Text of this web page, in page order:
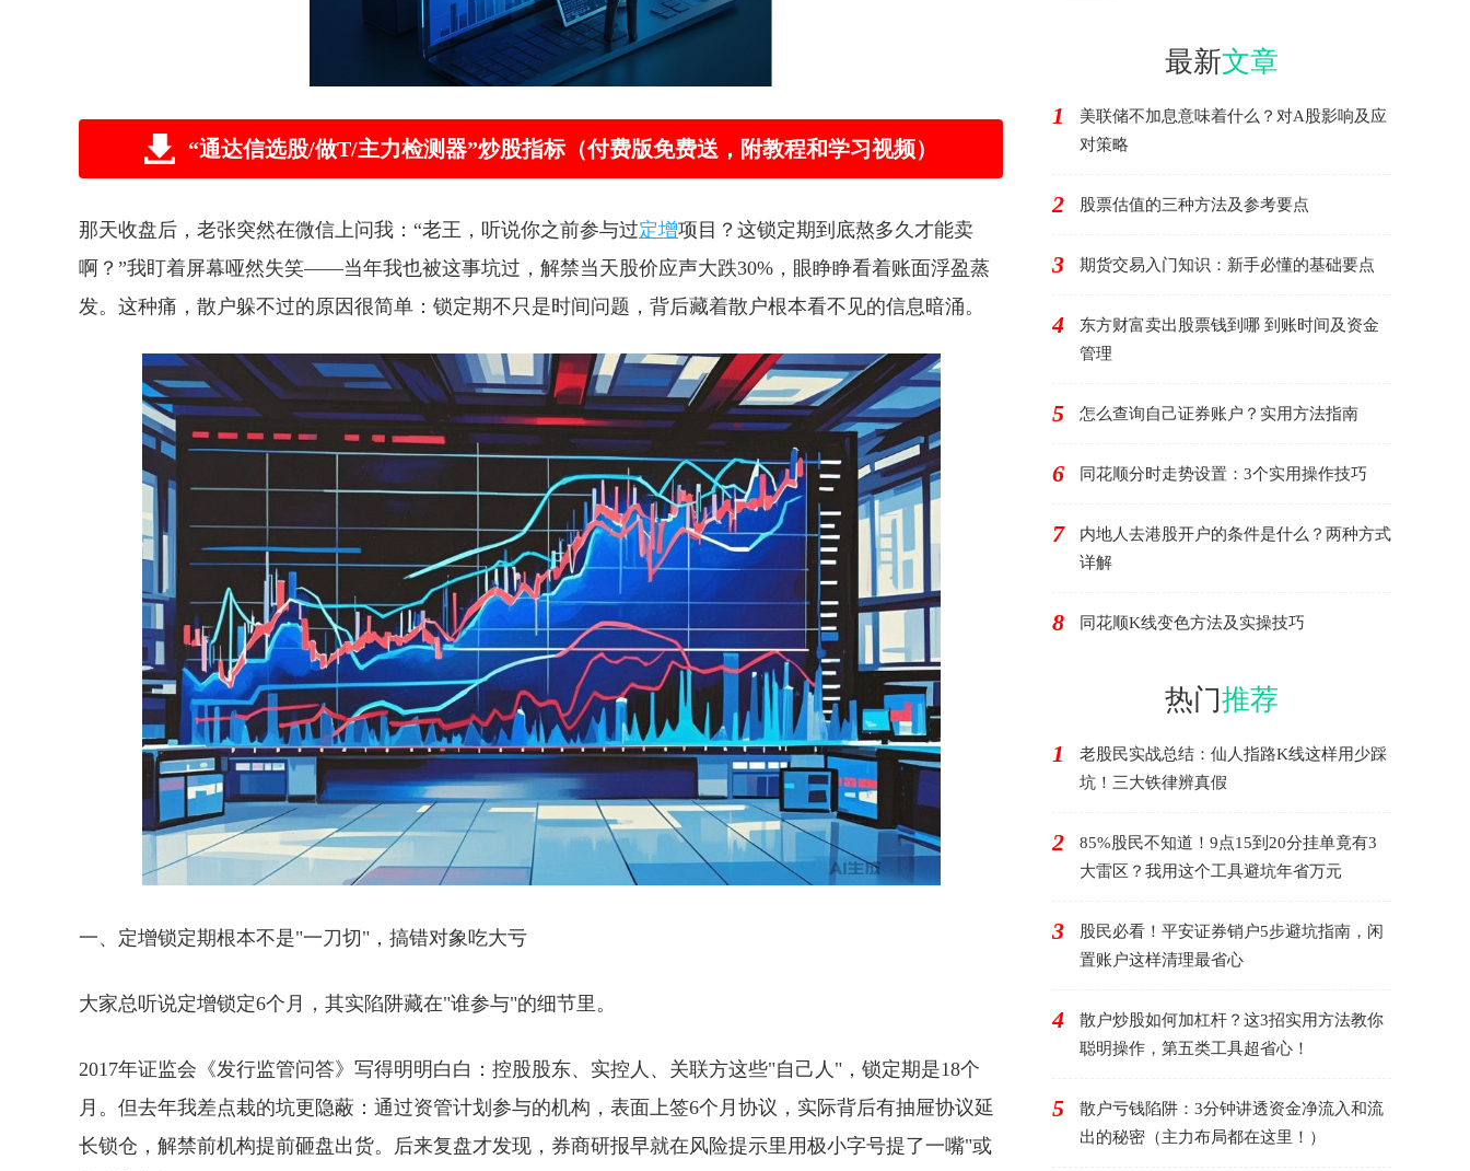
“通达信选股/做T/主力检测器”炒股指标（付费版免费送，附教程和学习视频）
那天收盘后，老张突然在微信上问我：“老王，听说你之前参与过定增项目？这锁定期到底熬多久才能卖
啊？”我盯着屏幕哑然失笑——当年我也被这事坑过，解禁当天股价应声大跌30%，眼睁睁看着账面浮盈蒸
发。这种痛，散户躲不过的原因很简单：锁定期不只是时间问题，背后藏着散户根本看不见的信息暗涌。
一、定增锁定期根本不是"一刀切"，搞错对象吃大亏
大家总听说定增锁定6个月，其实陷阱藏在"谁参与"的细节里。
2017年证监会《发行监管问答》写得明明白白：控股股东、实控人、关联方这些"自己人"，锁定期是18个
月。但去年我差点栽的坑更隐蔽：通过资管计划参与的机构，表面上签6个月协议，实际背后有抽屉协议延
长锁仓，解禁前机构提前砸盘出货。后来复盘才发现，券商研报早就在风险提示里用极小字号提了一嘴"或
最新文章
1
美联储不加息意味着什么？对A股影响及应
对策略
2 股票估值的三种方法及参考要点
3 期货交易入门知识：新手必懂的基础要点
4
东方财富卖出股票钱到哪 到账时间及资金
管理
5 怎么查询自己证券账户？实用方法指南
6 同花顺分时走势设置：3个实用操作技巧
7
内地人去港股开户的条件是什么？两种方式
详解
8 同花顺K线变色方法及实操技巧
热门推荐
1
老股民实战总结：仙人指路K线这样用少踩
坑！三大铁律辨真假
2
85%股民不知道！9点15到20分挂单竟有3
大雷区？我用这个工具避坑年省万元
3
股民必看！平安证券销户5步避坑指南，闲
置账户这样清理最省心
4
散户炒股如何加杠杆？这3招实用方法教你
聪明操作，第五类工具超省心！
5
散户亏钱陷阱：3分钟讲透资金净流入和流
出的秘密（主力布局都在这里！）